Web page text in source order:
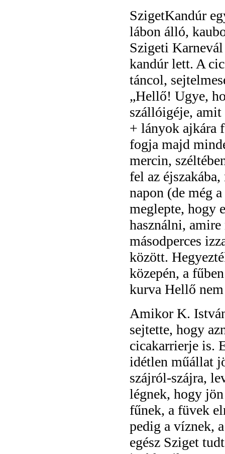
SzigetKandúr
lábon álló,
Szigeti
kandúr lett. A
táncol,
„Hellő! Ugye,
szállóigéje,
+ lányok ajkára
fogja majd
mercin,
fel az
napon (de még
meglepte, hogy
használni,
másodperces
között.
közepén, a
kurva Hellő
Amikor K.
sejtette, hogy
cicakarrierje is.
idétlen műállat
szájról-szájra,
légnek, hogy
fűnek, a füvek
pedig a víznek,
egész Sziget